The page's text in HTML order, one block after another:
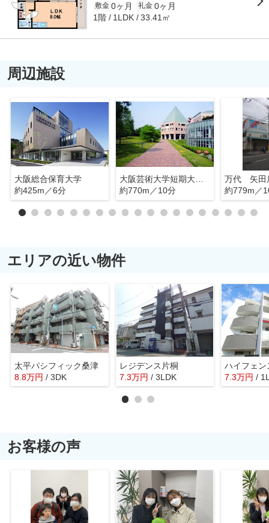
敷金 0ヶ月 礼金 0ヶ月
1階 1LDK 33.41㎡
周辺施設
大阪総合保育大学
約425m／6分
大阪芸術大学短期大学部
約770m／10分
万代 矢田
約779m／
エリアの近い物件
太平パシフィック桑津
8.8万円 / 3DK
レジデンス片桐
7.3万円 / 3LDK
ハイフェン
7.3万円 /
お客様の声